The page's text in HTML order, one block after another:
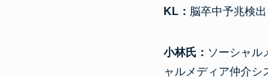
KL： 脳卒中予兆検
小林氏： ソーシャル
ャルメディア仲介シ